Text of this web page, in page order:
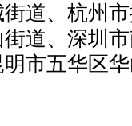
道、杭州
道、深圳
市五华区